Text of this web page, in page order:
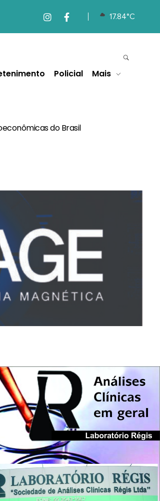
17.84°C
Policial Mais
do Brasil